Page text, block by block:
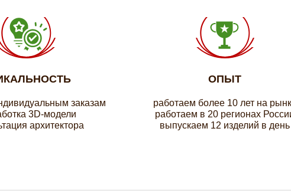
заказам
3D-модели
архитектора
ОПЫТ
работаем более 10 лет на
работаем в 20 регионах
выпускаем 12 изделий в день